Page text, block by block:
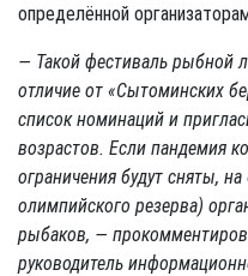
определённой
— Такой фестиваль рыбной
отличие от «Сытоминских
список номинаций и
возрастов. Если пандемия
ограничения будут сняты,
олимпийского резерва)
рыбаков, —
руководитель